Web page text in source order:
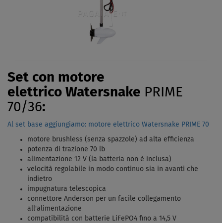
Set con motore
elettrico Watersnake PRIME
70/36:
Al set base aggiungiamo: motore elettrico Watersnake PRIME 70
motore brushless (senza spazzole) ad alta efficienza
potenza di trazione 70 lb
alimentazione 12 V (la batteria non è inclusa)
velocità regolabile in modo continuo sia in avanti che
indietro
impugnatura telescopica
connettore Anderson per un facile collegamento
all'alimentazione
compatibilità con batterie LiFePO4 fino a 14,5 V